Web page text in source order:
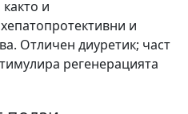
и
и
Отличен диуретик; част
регенерацията